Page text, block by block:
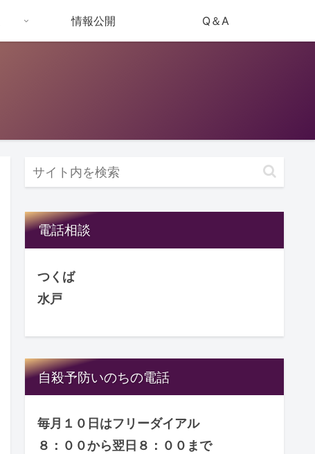
情報公開 Q＆A
電話相談
つくば
水戸
自殺予防いのちの電話
毎月１０日はフリーダイアル
８：００から翌日８：００まで